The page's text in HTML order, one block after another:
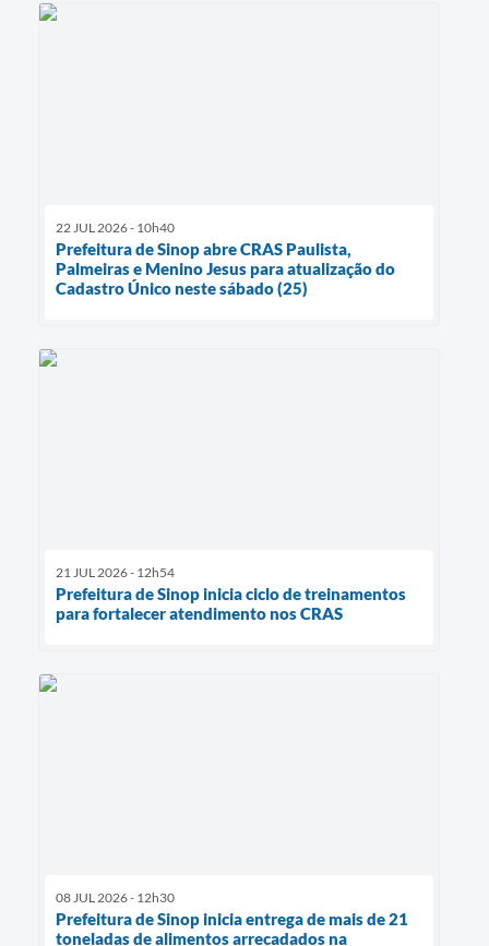
22 JUL 2026 - 10h40
Prefeitura de Sinop abre CRAS Paulista,
Palmeiras e Menino Jesus para atualização do
Cadastro Único neste sábado (25)
21 JUL 2026 - 12h54
Prefeitura de Sinop inicia ciclo de treinamentos
para fortalecer atendimento nos CRAS
08 JUL 2026 - 12h30
Prefeitura de Sinop inicia entrega de mais de 21
toneladas de alimentos arrecadados na